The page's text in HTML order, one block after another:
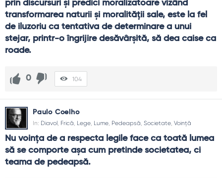
prin discursuri şi predici moralizatoare vizând
transformarea naturii şi moralităţii sale, este la fel
de iluzoriu ca tentativa de determinare a unui
stejar, printr-o îngrijire desăvârşită, să dea caise ca
roade.
0 104
Paulo Coelho
In: Diavol, Frică, Lege, Lume, Pedeapsă, Societate, Voință
Nu voinţa de a respecta legile face ca toată lumea
să se comporte aşa cum pretinde societatea, ci
teama de pedeapsă.